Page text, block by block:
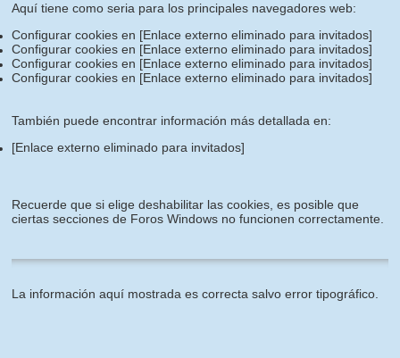
Aquí tiene como seria para los principales navegadores web:
Configurar cookies en [Enlace externo eliminado para invitados]
Configurar cookies en [Enlace externo eliminado para invitados]
Configurar cookies en [Enlace externo eliminado para invitados]
Configurar cookies en [Enlace externo eliminado para invitados]
También puede encontrar información más detallada en:
[Enlace externo eliminado para invitados]
Recuerde que si elige deshabilitar las cookies, es posible que
ciertas secciones de Foros Windows no funcionen correctamente.
La información aquí mostrada es correcta salvo error tipográfico.